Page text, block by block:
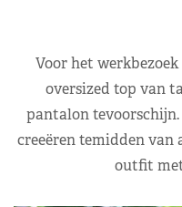
Voor het
oversized top van
pantalon
creeëren temidden van
outfit